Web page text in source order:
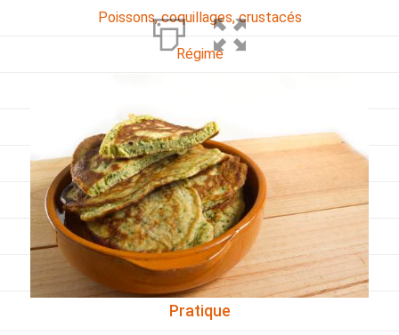
Poissons, coquillages, crustacés
Régime
Sans lactose
Sans sel
Sauces et accompagnements
Végétarien
Viandes
Pratique